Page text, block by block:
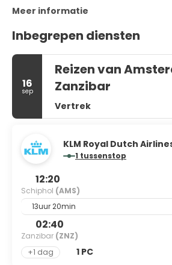
Meer informatie
Inbegrepen diensten
16
sep
Reizen van
Zanzibar
Vertrek
KLM Royal Dutch
1 tussenstop
12:20
Schiphol (AMS)
13uur 20min
02:40
Zanzibar (ZNZ)
+1 dag
1 PC